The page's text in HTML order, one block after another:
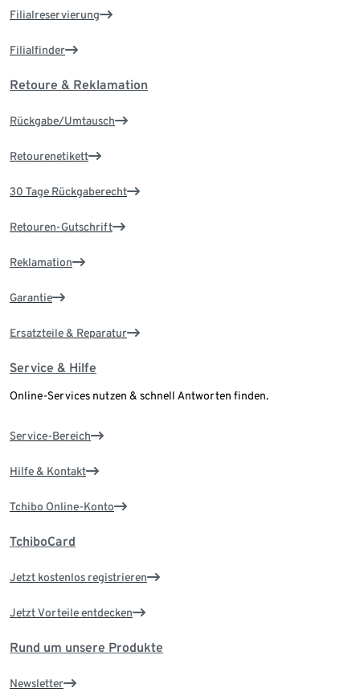
Filialreservierung
Filialfinder
Retoure & Reklamation
Rückgabe/Umtausch
Retourenetikett
30 Tage Rückgaberecht
Retouren-Gutschrift
Reklamation
Garantie
Ersatzteile & Reparatur
Service & Hilfe
Online-Services nutzen & schnell Antworten finden.
Service-Bereich
Hilfe & Kontakt
Tchibo Online-Konto
TchiboCard
Jetzt kostenlos registrieren
Jetzt Vorteile entdecken
Rund um unsere Produkte
Newsletter